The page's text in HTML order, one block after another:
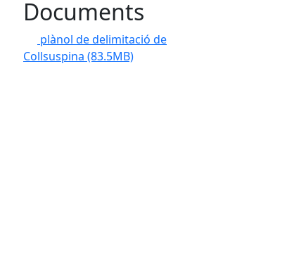
Documents
plànol de delimitació de
Collsuspina (83.5MB)